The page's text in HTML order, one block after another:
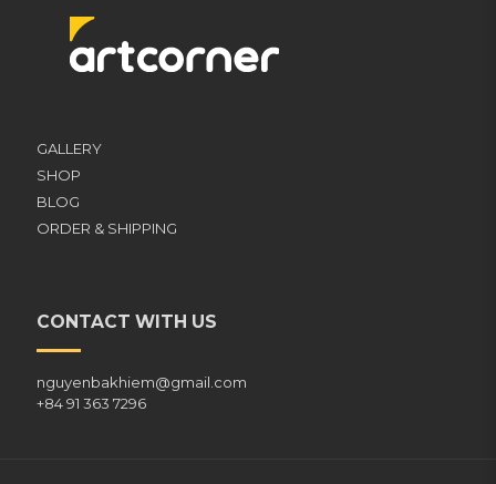
GALLERY
SHOP
BLOG
ORDER & SHIPPING
CONTACT WITH US
nguyenbakhiem@gmail.com
+84 91 363 7296